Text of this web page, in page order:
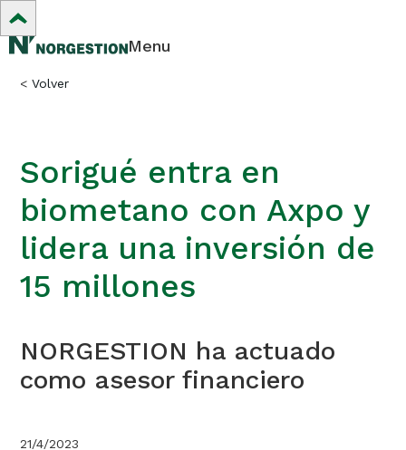
Menu
< Volver
Sorigué entra en
biometano con Axpo y
lidera una inversión de
15 millones
NORGESTION ha actuado
como asesor financiero
21/4/2023